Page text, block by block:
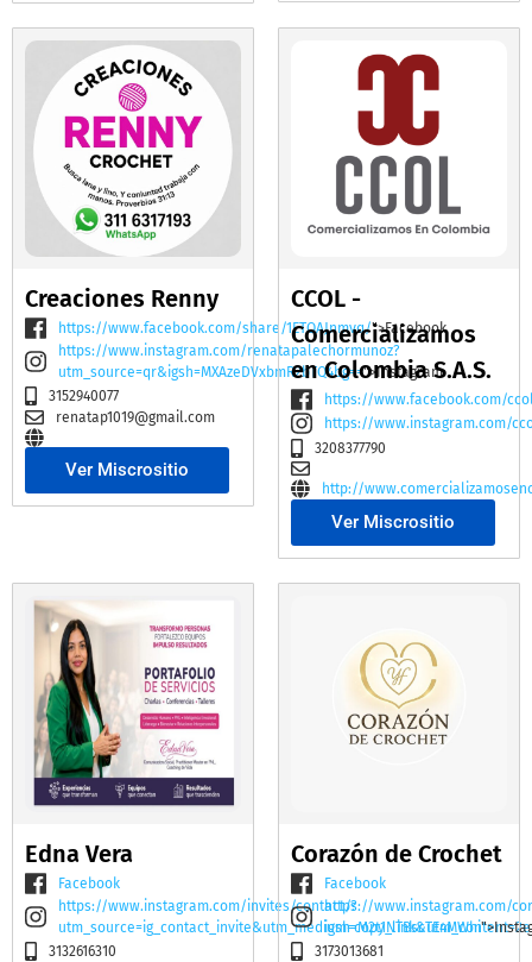
Creaciones Renny
https://www.facebook.com/share/1ETQAJnmvq/">Facebook
https://www.instagram.com/renatapalechormunoz?
utm_source=qr&igsh=MXAzeDVxbmR2bTQ4bg==">Instagram
3152940077
renatap1019@gmail.com
Ver Miscrositio
CCOL -
Comercializamos
en Colombia S.A.S.
https://www.facebook.com/
https://www.instagram.com/
3208377790
http://
Ver Miscrositio
Edna Vera
Facebook
https://www.instagram.com/invites/contact/?
3132616310
Corazón de Crochet
Facebook
https://www.instagram.com/
igsh=M2t1NTBscTE4MWhi
3173013681